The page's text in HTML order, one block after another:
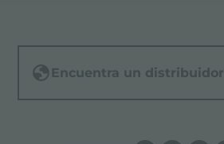
Encuentra un distribuidor